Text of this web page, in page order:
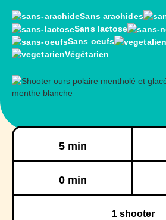
Sans arachides
Sans lactose
Sans oeufs
Végétarien
5 min
0 min
1 shooter